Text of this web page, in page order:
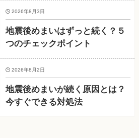
地震後めまいはずっと続く？５
つのチェックポイント
2026年8月3日
地震後めまいが続く原因とは？
今すぐできる対処法
2026年8月2日